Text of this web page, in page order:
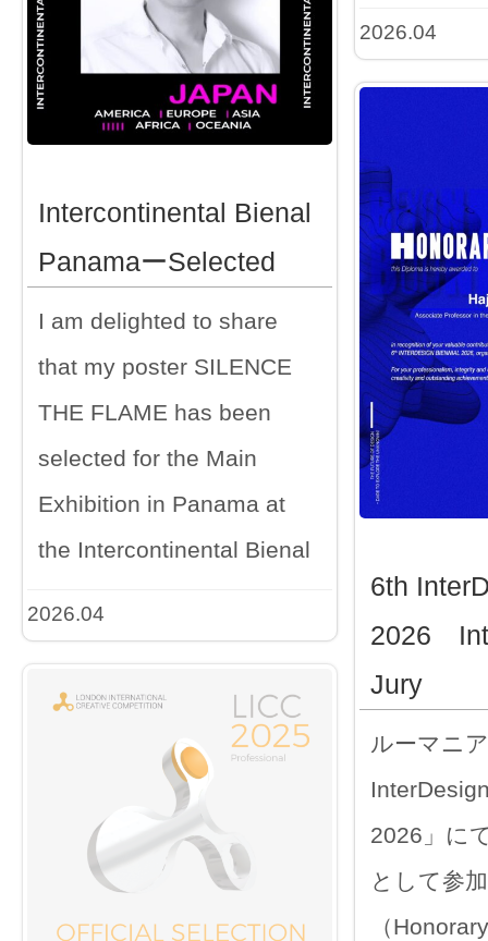
2026.04
Intercontinental Bienal
PanamaーSelected
I am delighted to share
that my poster SILENCE
THE FLAME has been
selected for the Main
Exhibition in Panama at
the Intercontinental Bienal
2026.04
6th
2026
Jury
ルーマニ
2026」に
として参
（